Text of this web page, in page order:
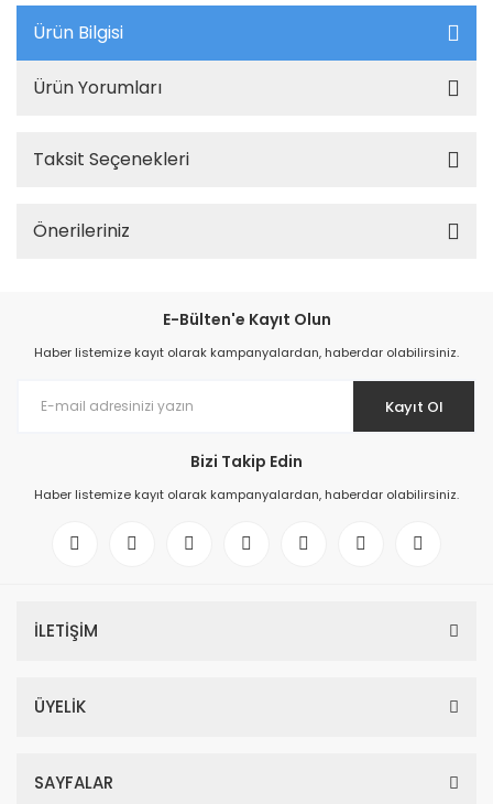
Ürün Bilgisi
Ürün Yorumları
Taksit Seçenekleri
Önerileriniz
E-Bülten'e Kayıt Olun
Haber listemize kayıt olarak kampanyalardan, haberdar olabilirsiniz.
Kayıt Ol
Bizi Takip Edin
Haber listemize kayıt olarak kampanyalardan, haberdar olabilirsiniz.
İLETİŞİM
ÜYELİK
SAYFALAR